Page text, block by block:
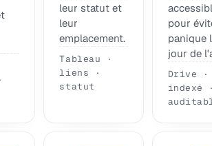
leur statut et
leur
emplacement.
Tableau ·
liens ·
statut
pour
panique
jour de
Drive ·
indexé